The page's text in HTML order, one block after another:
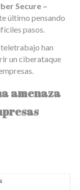
Secure –
último pensando
pasos.
han
un ciberataque
amenaza